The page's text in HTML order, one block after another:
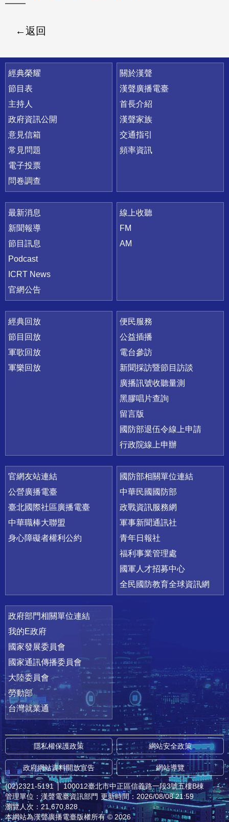
返回
快速連結
經典榮耀
節目表
主持人
政府資訊公開
意見信箱
常見問題
電子投票
問卷調查
關於漢聲
漢聲廣播電臺
首長介紹
漢聲家族
交通指引
頻率資訊
最新消息
新聞報導
節目訊息
Podcast
ICRT News
官網公告
線上收聽
FM
AM
經典回放
節目回放
軍歌回放
軍樂回放
便民服務
公益插播
電台參訪
新聞採訪暨節目訪談
廣播訊號收聽量測
黑膠唱片查詢
留言版
國防部退伍令線上申請
行政院線上申辦
官網友站連結
公營廣播電臺
臺北國際社區廣播電臺
中華職棒大聯盟
身心障礙者權利公約
國防部相關單位連結
中華民國國防部
政戰資訊服務網
軍事新聞通訊社
青年日報社
福利事業管理處
國軍人才招募中心
全民國防教育全球資訊網
政府部門相關單位連結
我的E政府
國家發展委員會
國家通訊傳播委員會
大陸委員會
勞動部
台灣就業通
隱私權保護政策 網站安全政策
政府網站資料開放宣告 網站導覽
(02)2321-5191 │ 100012臺北市中正區信義路一段3號五樓B棟
管理單位：漢聲電臺資訊部門 更新時間：2026/08/08 21:59
瀏覽人次：21,670,828
本網站為漢聲廣播電臺版權所有 © 2026